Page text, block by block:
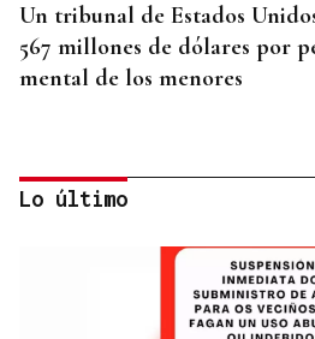
Un tribunal de Estados
567 millones de dólares por
mental de los menores
Lo último